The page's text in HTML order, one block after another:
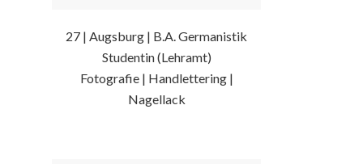
27 | Augsburg | B.A. Germanistik
Studentin (Lehramt)
Fotografie | Handlettering |
Nagellack